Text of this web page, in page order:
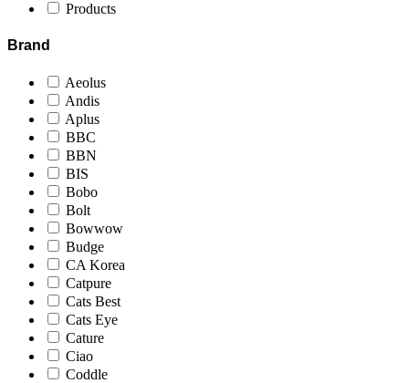
Products
Brand
Aeolus
Andis
Aplus
BBC
BBN
BIS
Bobo
Bolt
Bowwow
Budge
CA Korea
Catpure
Cats Best
Cats Eye
Cature
Ciao
Coddle